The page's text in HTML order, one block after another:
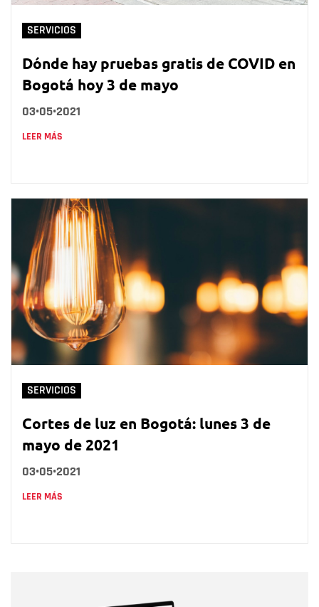
SERVICIOS
Dónde hay pruebas gratis de COVID en
Bogotá hoy 3 de mayo
03•05•2021
LEER MÁS
SERVICIOS
Cortes de luz en Bogotá: lunes 3 de
mayo de 2021
03•05•2021
LEER MÁS